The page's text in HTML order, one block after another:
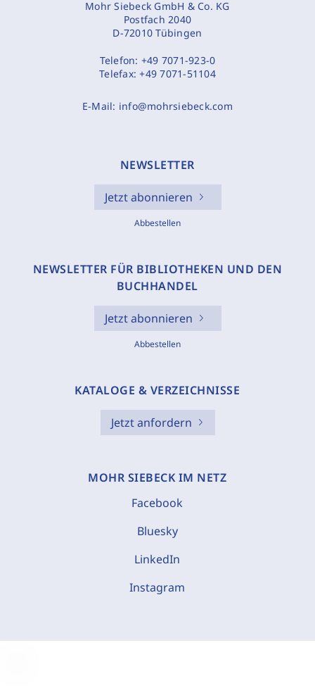
Mohr Siebeck GmbH & Co. KG
Postfach 2040
D-72010 Tübingen
Telefon: +49 7071-923-0
Telefax:+49 7071-51104
E-Mail: info@mohrsiebeck.com
NEWSLETTER
Jetzt abonnieren
Abbestellen
NEWSLETTER FÜR BIBLIOTHEKEN UND DEN
BUCHHANDEL
Jetzt abonnieren
Abbestellen
KATALOGE & VERZEICHNISSE
Jetzt anfordern
MOHR SIEBECK IM NETZ
Facebook
Bluesky
LinkedIn
Instagram